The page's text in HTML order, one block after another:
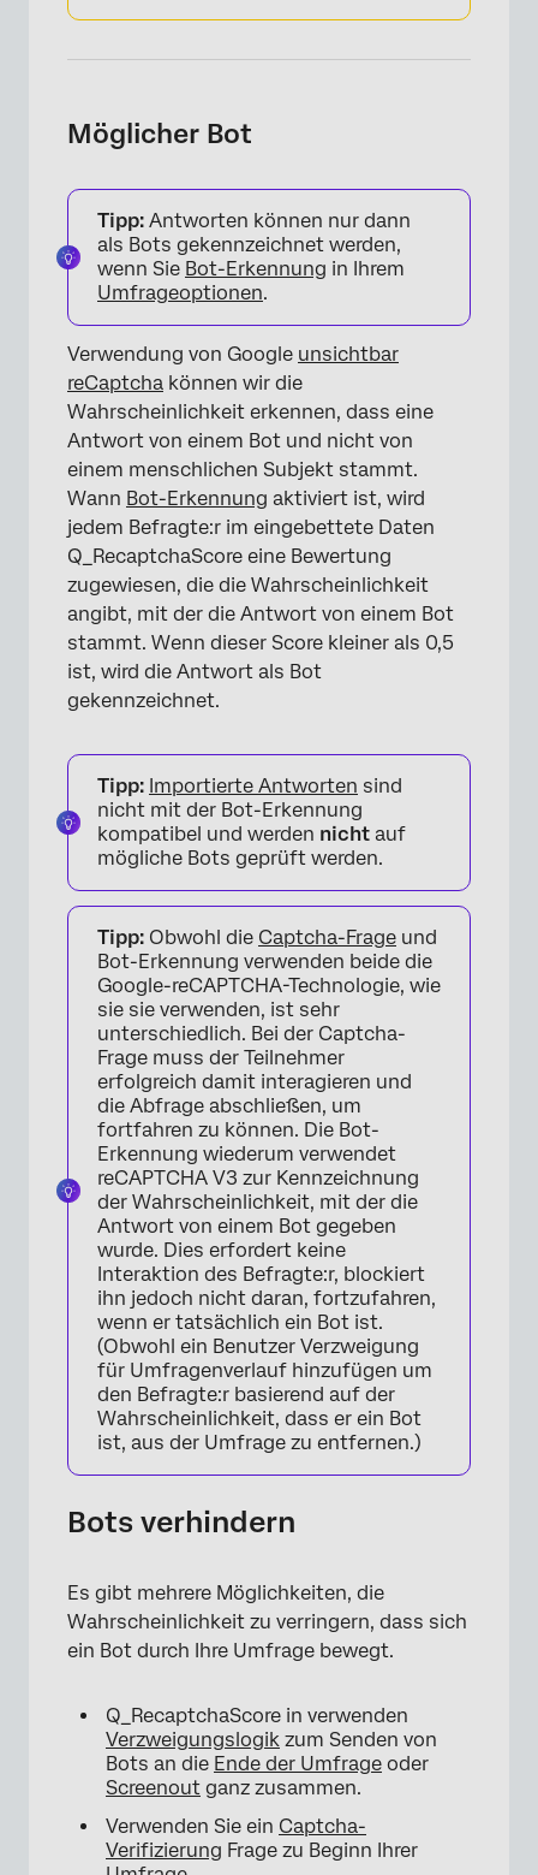
Möglicher Bot
Tipp: Antworten können nur dann
als Bots gekennzeichnet werden,
wenn Sie Bot-Erkennung in Ihrem
Umfrageoptionen.
Verwendung von Google unsichtbar
reCaptcha können wir die
Wahrscheinlichkeit erkennen, dass eine
Antwort von einem Bot und nicht von
einem menschlichen Subjekt stammt.
Wann Bot-Erkennung aktiviert ist, wird
jedem Befragte:r im eingebettete Daten
Q_RecaptchaScore eine Bewertung
zugewiesen, die die Wahrscheinlichkeit
angibt, mit der die Antwort von einem Bot
stammt. Wenn dieser Score kleiner als 0,5
ist, wird die Antwort als Bot
gekennzeichnet.
Tipp: Importierte Antworten sind
nicht mit der Bot-Erkennung
kompatibel und werden nicht auf
mögliche Bots geprüft werden.
Tipp: Obwohl die Captcha-Frage und
Bot-Erkennung verwenden beide die
Google-reCAPTCHA-Technologie, wie
sie sie verwenden, ist sehr
unterschiedlich. Bei der Captcha-
Frage muss der Teilnehmer
erfolgreich damit interagieren und
die Abfrage abschließen, um
fortfahren zu können. Die Bot-
Erkennung wiederum verwendet
reCAPTCHA V3 zur Kennzeichnung
der Wahrscheinlichkeit, mit der die
Antwort von einem Bot gegeben
wurde. Dies erfordert keine
Interaktion des Befragte:r, blockiert
ihn jedoch nicht daran, fortzufahren,
wenn er tatsächlich ein Bot ist.
(Obwohl ein Benutzer Verzweigung
für Umfragenverlauf hinzufügen um
den Befragte:r basierend auf der
Wahrscheinlichkeit, dass er ein Bot
ist, aus der Umfrage zu entfernen.)
Bots verhindern
Es gibt mehrere Möglichkeiten, die
Wahrscheinlichkeit zu verringern, dass sich
ein Bot durch Ihre Umfrage bewegt.
Q_RecaptchaScore in verwenden
Verzweigungslogik zum Senden von
Bots an die Ende der Umfrage oder
Screenout ganz zusammen.
Verwenden Sie ein Captcha-
Verifizierung Frage zu Beginn Ihrer